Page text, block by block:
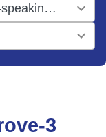
Missions francophones - French-speaking missions
3